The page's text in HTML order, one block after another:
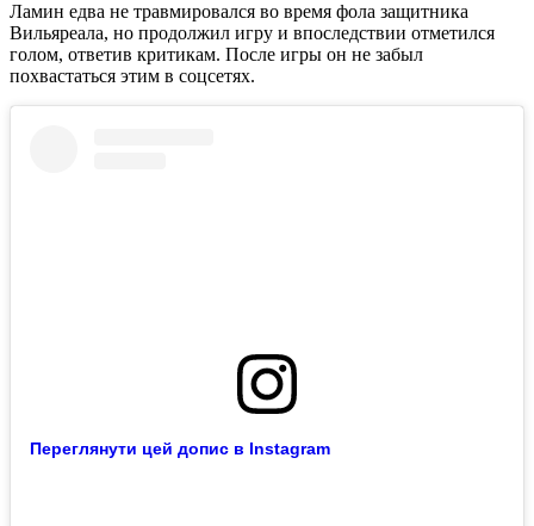
Ламин едва не травмировался во время фола защитника
Вильяреала, но продолжил игру и впоследствии отметился
голом, ответив критикам. После игры он не забыл
похвастаться этим в соцсетях.
Переглянути цей допис в Instagram